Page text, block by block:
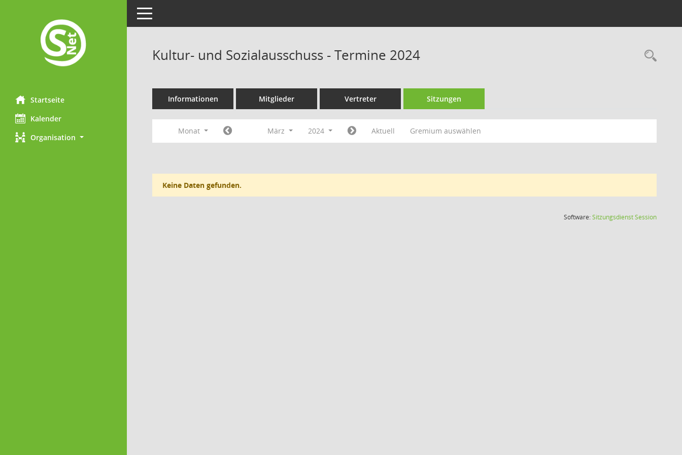
Startseite
Kalender
Organisation
Toggle navigation
Kultur- und Sozialausschuss - Termine 2024
Informationen Mitglieder Vertreter Sitzungen
Monat März 2024 Aktuell Gremium auswählen
Keine Daten gefunden.
Software:SitzungsdienstSession(Wird in